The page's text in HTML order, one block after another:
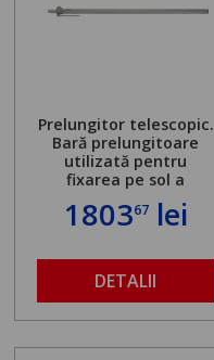
Prelungitor telescopic.
Bară prelungitoare
utilizată pentru
fixarea pe sol a
standului mașinii de
găurit în locul
maximă admisă de 500
kg și înălțime reglabilă
de la 1,8 la 2,9 m
180367lei
DETALII